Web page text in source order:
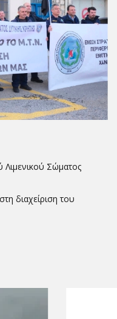
Σώματος
διαχείριση του